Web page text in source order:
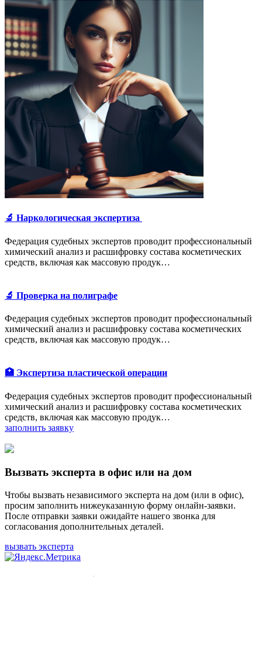
🔬 Наркологическая экспертиза
Федерация судебных экспертов проводит профессиональный
химический анализ и расшифровку состава косметических
средств, включая как массовую продук…
🔬 Проверка на полиграфе
Федерация судебных экспертов проводит профессиональный
химический анализ и расшифровку состава косметических
средств, включая как массовую продук…
🏥 Экспертиза пластической операции
Федерация судебных экспертов проводит профессиональный
химический анализ и расшифровку состава косметических
средств, включая как массовую продук…
заполнить заявку
Вызвать эксперта в офис или на дом
Чтобы вызвать независимого эксперта на дом (или в офис),
просим заполнить нижеуказанную форму онлайн-заявки.
После отправки заявки ожидайте нашего звонка для
согласования дополнительных деталей.
вызвать эксперта
Мы используем cookie